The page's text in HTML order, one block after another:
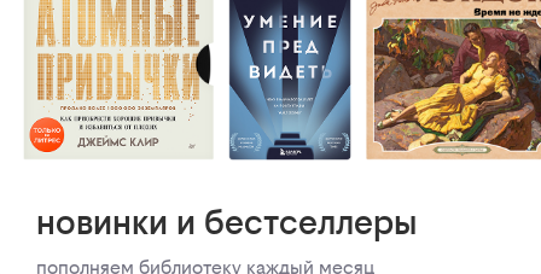
новинки и бестселлеры
пополняем библиотеку каждый месяц